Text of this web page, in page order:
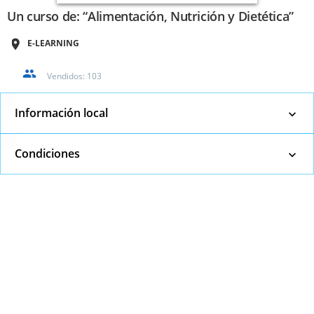
Un curso de: “Alimentación, Nutrición y Dietética”
E-LEARNING
Vendidos: 103
Información local
Condiciones